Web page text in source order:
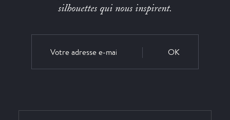
silhouettes qui nous inspirent.
OK